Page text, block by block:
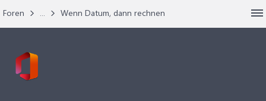
Foren ... Wenn Datum, dann rechnen